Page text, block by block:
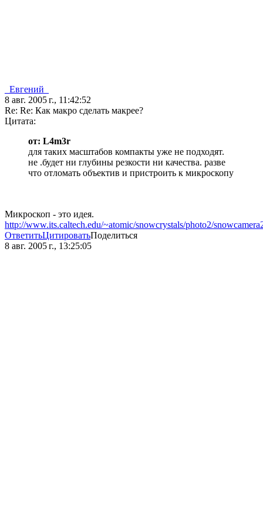
_Евгений_
8 авг. 2005 г., 11:42:52
Re: Re: Как макро сделать макрее?
Цитата:
от: L4m3r
для таких масштабов компакты уже не подходят.
не .будет ни глубины резкости ни качества. разве
что отломать объектив и пристроить к микроскопу
Микроскоп - это идея.
http://www.its.caltech.edu/~atomic/snowcrystals/photo2/
ОтветитьЦитироватьПоделиться
8 авг. 2005 г., 13:25:05